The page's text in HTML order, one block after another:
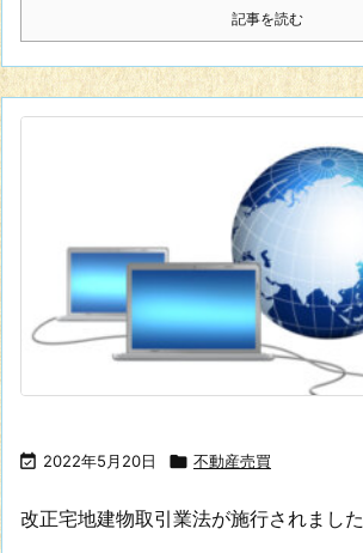
記事を読む
 2022年5月20日  不動産売買
改正宅地建物取引業法が施行されました